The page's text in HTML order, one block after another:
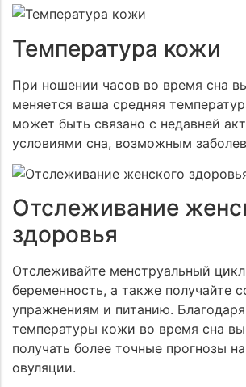
Температура кожи
При ношении часов во время сна
меняется ваша средняя
может быть связано с недавней
условиями сна, возможным
Отслеживание
здоровья
Отслеживайте менструальный
беременность, а также получайте
упражнениям и питанию.
температуры кожи во время сна
получать более точные прогнозы
овуляции.